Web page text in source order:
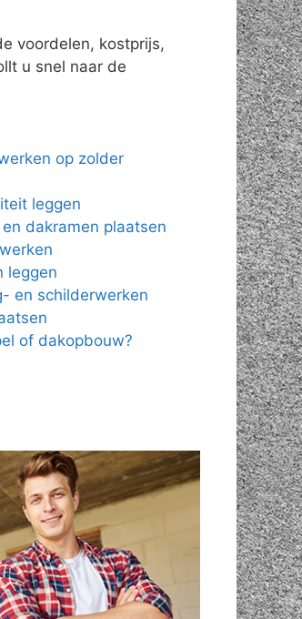
voordelen, kostprijs,
u snel naar de
op zolder
leggen
en dakramen plaatsen
leggen
en schilderwerken
of dakopbouw?